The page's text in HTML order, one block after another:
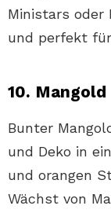
Ministars oder
und perfekt
10. Mangold
Bunter
und Deko in
und orangen
Wächst von